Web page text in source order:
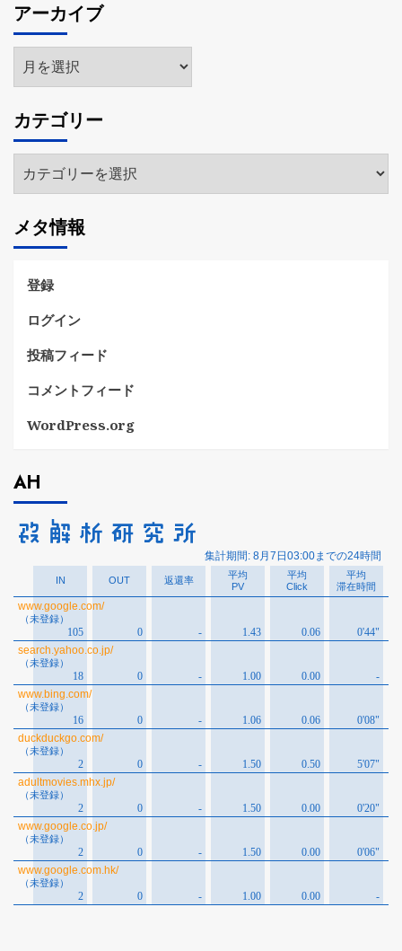
アーカイブ
ア
ー
イ
ブ
カテゴリー
テ
リ
ー
メタ情報
登録
ログイン
投稿フィード
コメントフィード
WordPress.org
AH